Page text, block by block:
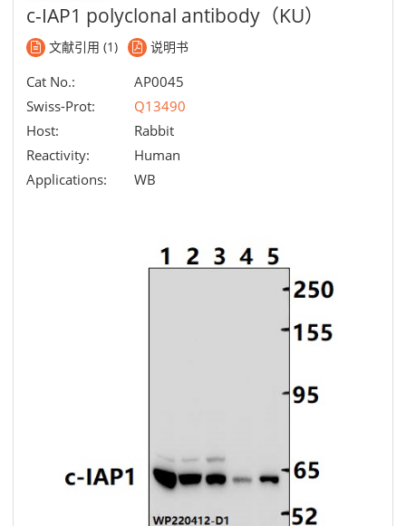
c-IAP1 polyclonal antibody（KU）
文献引用 (1) 说明书
Cat No.:
AP0045
Swiss-Prot:
Q13490
Host:
Rabbit
Reactivity:
Human
Applications:
WB